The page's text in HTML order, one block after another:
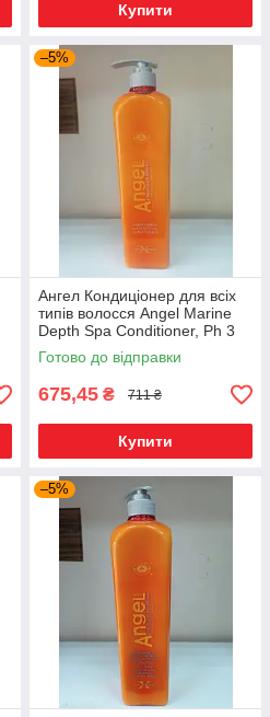
Купити
–5%
Ангел Кондиціонер для всіх
типів волосся Angel Marine
Depth Spa Conditioner, Ph 3
1000ml
Готово до відправки
675,45 ₴ 711 ₴
Купити
–5%